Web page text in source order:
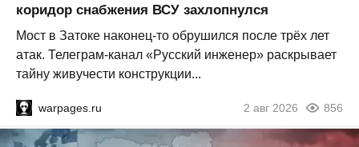
коридор снабжения ВСУ захлопнулся
Мост в Затоке наконец-то обрушился после трёх лет
атак. Телеграм-канал «Русский инженер» раскрывает
тайну живучести конструкции...
warpages.ru 2 авг 2026 856